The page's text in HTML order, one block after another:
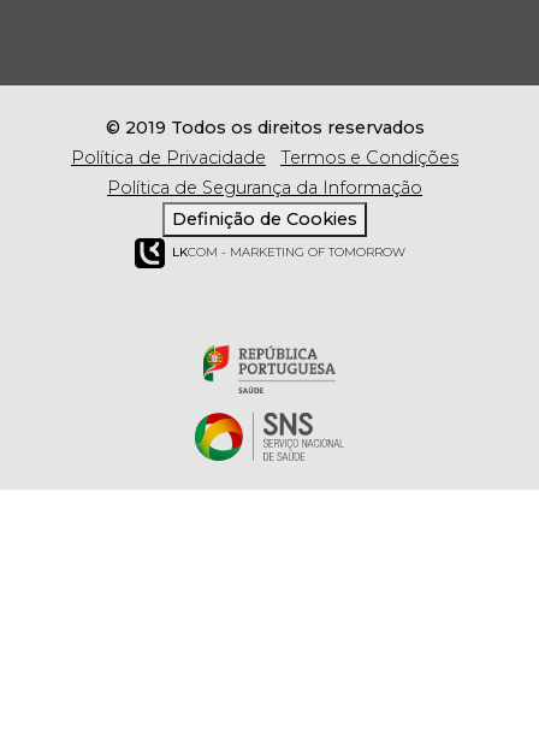
© 2019 Todos os direitos reservados
Política de Privacidade
Termos e Condições
Política de Segurança da Informação
Definição de Cookies
LKCOM - MARKETING OF TOMORROW